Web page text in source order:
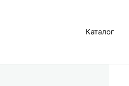
Каталог